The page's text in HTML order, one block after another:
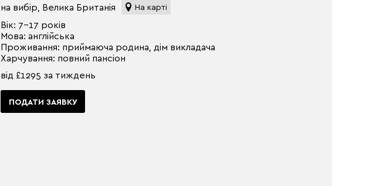
на вибір, Велика Британія На карті
Вік: 7-17 років
Мова: англійська
Проживання: приймаюча родина, дім викладача
Харчування: повний пансіон
від £1295 за тиждень
ПОДАТИ ЗАЯВКУ